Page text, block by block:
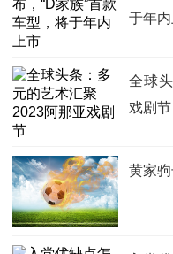
于年
全球
戏剧节
黄家